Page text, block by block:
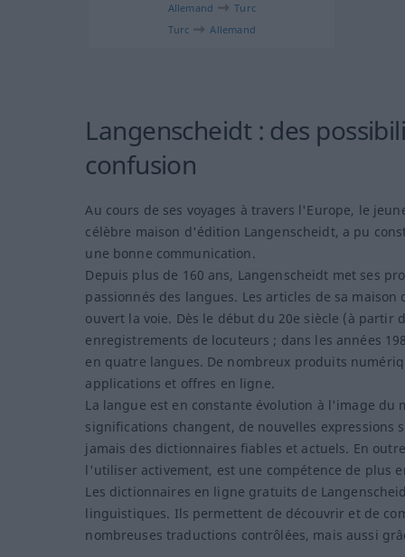
Allemand
Turc
Turc
Allemand
Langenscheidt : des
confusion
Au cours de ses voyages à travers l'Europe, le
célèbre maison d'édition Langenscheidt, a pu
une bonne communication.
Depuis plus de 160 ans, Langenscheidt met ses
passionnés des langues. Les articles de sa
ouvert la voie. Dès le début du 20e siècle (à partir
enregistrements de locuteurs ; dans les années
en quatre langues. De nombreux produits
applications et offres en ligne.
La langue est en constante évolution à l'image
significations changent, de nouvelles
jamais des dictionnaires fiables et actuels. En
l'utiliser activement, est une compétence de plus
Les dictionnaires en ligne gratuits de
linguistiques. Ils permettent de découvrir et de
nombreuses traductions contrôlées, mais aussi